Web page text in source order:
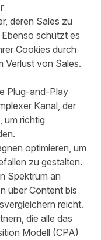
deren Sales zu
schützt es
Cookies durch
Verlust von Sales.
Plug-and-Play
Kanal, der
um richtig
optimieren, um
zu gestalten.
Spektrum an
über Content bis
reicht.
die alle das
Modell (CPA)